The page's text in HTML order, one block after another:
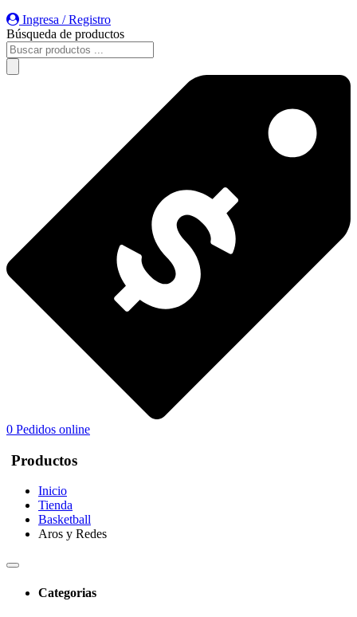
Ingresa / Registro
Búsqueda de productos
0 Pedidos online
Productos
Inicio
Tienda
Basketball
Aros y Redes
Categorias